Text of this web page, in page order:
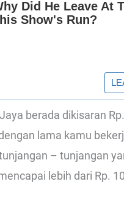
berada dikisaran
lama kamu
– tunjangan
lebih dari Rp.